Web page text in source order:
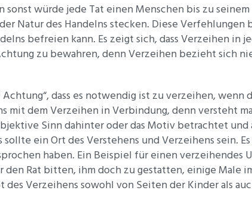
würde jede Tat einen Menschen bis zu
Natur des Handelns stecken. Diese
befreien kann. Es zeigt sich, dass Verzeihen in
zu bewahren, denn Verzeihen bezieht sich
dass es notwendig ist zu verzeihen, wenn
dem Verzeihen in Verbindung, denn versteht
Sinn dahinter oder das Motiv betrachtet und
ein Ort des Verstehens und Verzeihens sein.
haben. Ein Beispiel für einen verzeihendes
Rat bitten, ihm doch zu gestatten, einige Male
Verzeihens sowohl von Seiten der Kinder als